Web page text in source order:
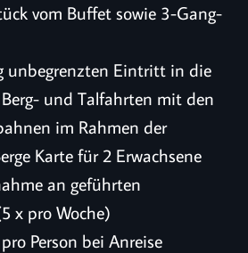
vom Buffet sowie 3-Gang-
unbegrenzten Eintritt in die
und Talfahrten mit den
im Rahmen der
Karte für 2 Erwachsene
an geführten
x pro Woche)
Person bei Anreise